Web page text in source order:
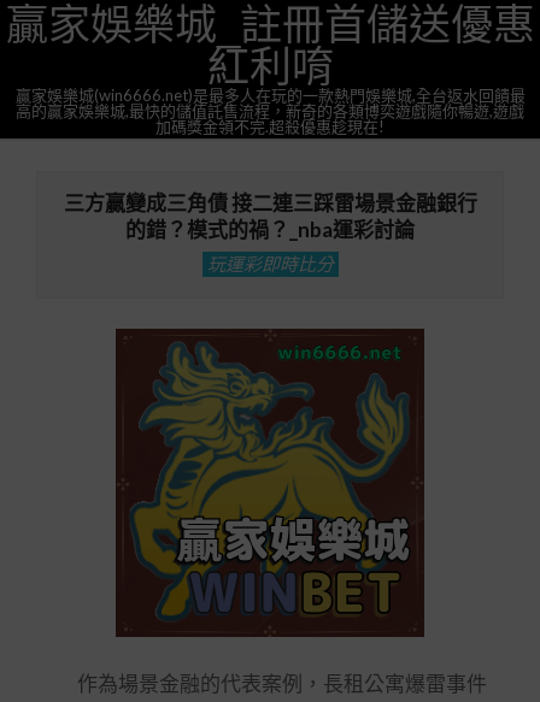
Skip
to贏家娛樂城_註冊首儲送優惠
紅利唷
贏家娛樂城(win6666.net)是最多人在玩的一款熱門娛樂城,全台返水回饋最
高的贏家娛樂城,最快的儲值託售流程，新奇的各類博奕遊戲隨你暢遊,遊戲
加碼獎金領不完.超殺優惠趁現在!
三方贏變成三角債 接二連三踩雷場景金融銀行
的錯？模式的禍？_nba運彩討論
玩運彩即時比分
作為場景金融的代表案例，長租公寓爆雷事件